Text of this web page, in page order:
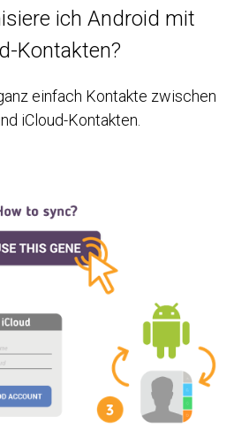
ich Android mit
Kontakten?
einfach Kontakte zwischen
iCloud-Kontakten.